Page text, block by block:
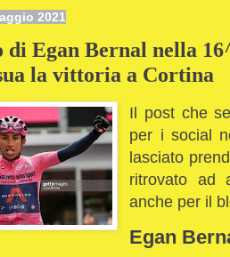
2021
di Egan Bernal nella
la vittoria a Cortina
Il post che
per i social
lasciato
ritrovato ad
anche per il
Egan